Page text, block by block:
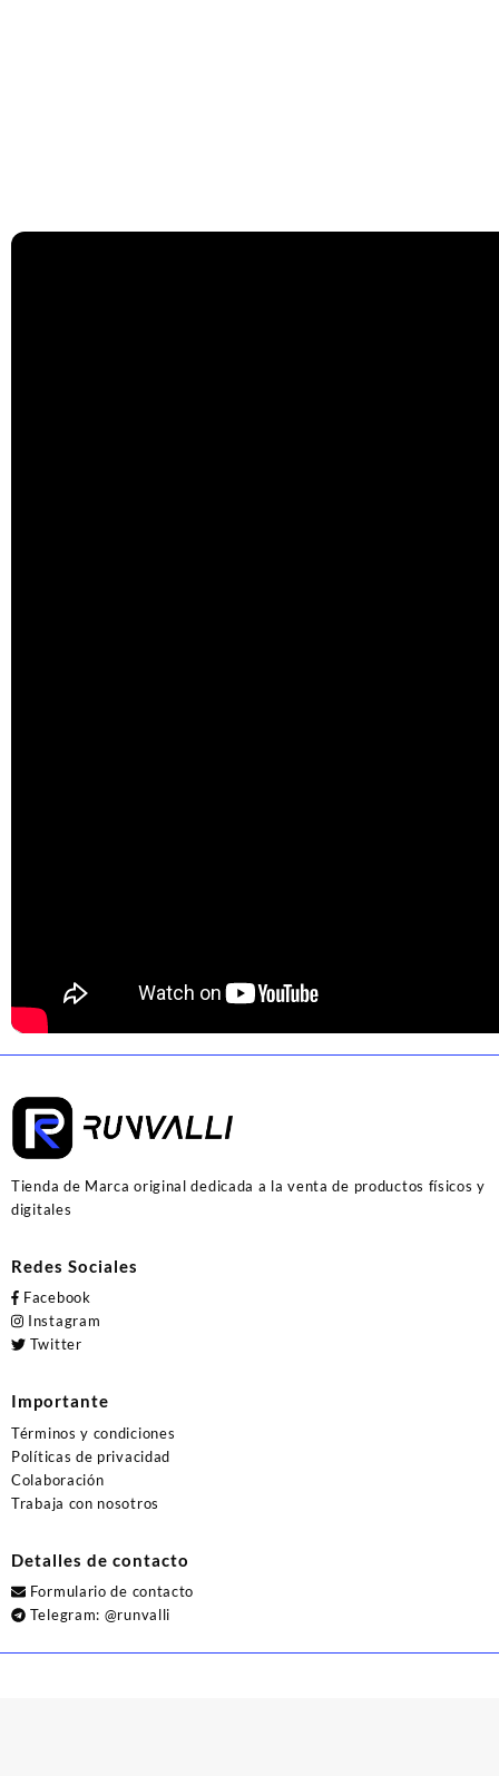
Tienda de Marca original dedicada a la venta de productos físicos y
digitales
Redes Sociales
Facebook
Instagram
Twitter
Importante
Términos y condiciones
Políticas de privacidad
Colaboración
Trabaja con nosotros
Detalles de contacto
Formulario de contacto
Telegram: @runvalli